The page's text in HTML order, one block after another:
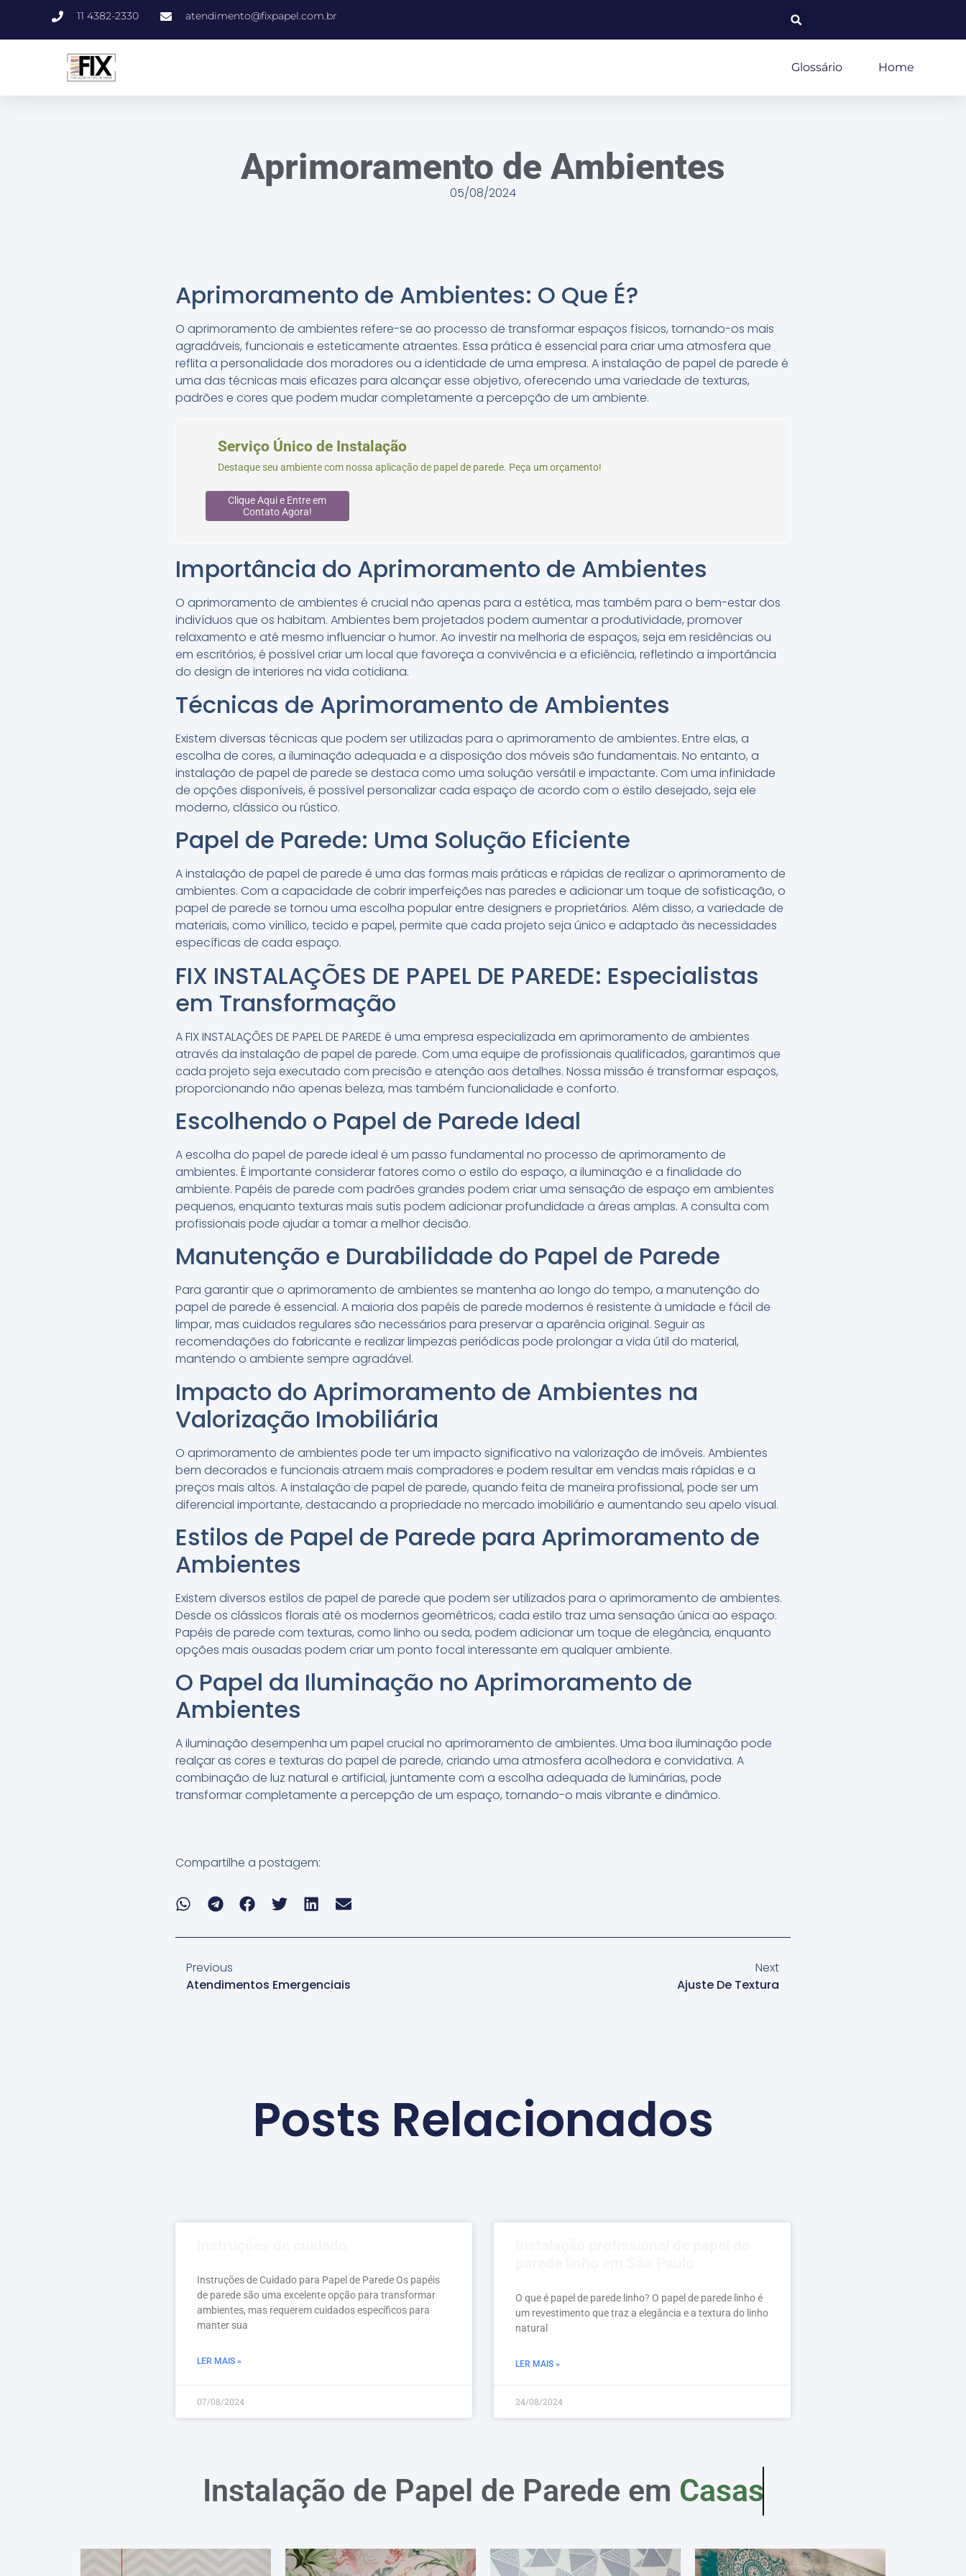
11 4382-2330 atendimento@fixpapel.com.br
Glossário Home
Aprimoramento de Ambientes
05/08/2024
Aprimoramento de Ambientes: O Que É?
O aprimoramento de ambientes refere-se ao processo de transformar espaços físicos, tornando-os mais
agradáveis, funcionais e esteticamente atraentes. Essa prática é essencial para criar uma atmosfera que
reflita a personalidade dos moradores ou a identidade de uma empresa. A instalação de papel de parede é
uma das técnicas mais eficazes para alcançar esse objetivo, oferecendo uma variedade de texturas,
padrões e cores que podem mudar completamente a percepção de um ambiente.
Serviço Único de Instalação
Destaque seu ambiente com nossa aplicação de papel de parede. Peça um orçamento!
Clique Aqui e Entre em
Contato Agora!
Importância do Aprimoramento de Ambientes
O aprimoramento de ambientes é crucial não apenas para a estética, mas também para o bem-estar dos
indivíduos que os habitam. Ambientes bem projetados podem aumentar a produtividade, promover
relaxamento e até mesmo influenciar o humor. Ao investir na melhoria de espaços, seja em residências ou
em escritórios, é possível criar um local que favoreça a convivência e a eficiência, refletindo a importância
do design de interiores na vida cotidiana.
Técnicas de Aprimoramento de Ambientes
Existem diversas técnicas que podem ser utilizadas para o aprimoramento de ambientes. Entre elas, a
escolha de cores, a iluminação adequada e a disposição dos móveis são fundamentais. No entanto, a
instalação de papel de parede se destaca como uma solução versátil e impactante. Com uma infinidade
de opções disponíveis, é possível personalizar cada espaço de acordo com o estilo desejado, seja ele
moderno, clássico ou rústico.
Papel de Parede: Uma Solução Eficiente
A instalação de papel de parede é uma das formas mais práticas e rápidas de realizar o aprimoramento de
ambientes. Com a capacidade de cobrir imperfeições nas paredes e adicionar um toque de sofisticação, o
papel de parede se tornou uma escolha popular entre designers e proprietários. Além disso, a variedade de
materiais, como vinílico, tecido e papel, permite que cada projeto seja único e adaptado às necessidades
específicas de cada espaço.
FIX INSTALAÇÕES DE PAPEL DE PAREDE: Especialistas
em Transformação
A FIX INSTALAÇÕES DE PAPEL DE PAREDE é uma empresa especializada em aprimoramento de ambientes
através da instalação de papel de parede. Com uma equipe de profissionais qualificados, garantimos que
cada projeto seja executado com precisão e atenção aos detalhes. Nossa missão é transformar espaços,
proporcionando não apenas beleza, mas também funcionalidade e conforto.
Escolhendo o Papel de Parede Ideal
A escolha do papel de parede ideal é um passo fundamental no processo de aprimoramento de
ambientes. É importante considerar fatores como o estilo do espaço, a iluminação e a finalidade do
ambiente. Papéis de parede com padrões grandes podem criar uma sensação de espaço em ambientes
pequenos, enquanto texturas mais sutis podem adicionar profundidade a áreas amplas. A consulta com
profissionais pode ajudar a tomar a melhor decisão.
Manutenção e Durabilidade do Papel de Parede
Para garantir que o aprimoramento de ambientes se mantenha ao longo do tempo, a manutenção do
papel de parede é essencial. A maioria dos papéis de parede modernos é resistente à umidade e fácil de
limpar, mas cuidados regulares são necessários para preservar a aparência original. Seguir as
recomendações do fabricante e realizar limpezas periódicas pode prolongar a vida útil do material,
mantendo o ambiente sempre agradável.
Impacto do Aprimoramento de Ambientes na
Valorização Imobiliária
O aprimoramento de ambientes pode ter um impacto significativo na valorização de imóveis. Ambientes
bem decorados e funcionais atraem mais compradores e podem resultar em vendas mais rápidas e a
preços mais altos. A instalação de papel de parede, quando feita de maneira profissional, pode ser um
diferencial importante, destacando a propriedade no mercado imobiliário e aumentando seu apelo visual.
Estilos de Papel de Parede para Aprimoramento de
Ambientes
Existem diversos estilos de papel de parede que podem ser utilizados para o aprimoramento de ambientes.
Desde os clássicos florais até os modernos geométricos, cada estilo traz uma sensação única ao espaço.
Papéis de parede com texturas, como linho ou seda, podem adicionar um toque de elegância, enquanto
opções mais ousadas podem criar um ponto focal interessante em qualquer ambiente.
O Papel da Iluminação no Aprimoramento de
Ambientes
A iluminação desempenha um papel crucial no aprimoramento de ambientes. Uma boa iluminação pode
realçar as cores e texturas do papel de parede, criando uma atmosfera acolhedora e convidativa. A
combinação de luz natural e artificial, juntamente com a escolha adequada de luminárias, pode
transformar completamente a percepção de um espaço, tornando-o mais vibrante e dinâmico.
Compartilhe a postagem:
Previous
Atendimentos Emergenciais
Next
Ajuste De Textura
Posts Relacionados
Instruções de Cuidado para Papel de Parede Os papéis
de parede são uma excelente opção para transformar
ambientes, mas requerem cuidados específicos para
manter sua
LER MAIS »
07/08/2024
O que é papel de parede linho? O papel de parede linho é
um revestimento que traz a elegância e a textura do linho
natural
LER MAIS »
24/08/2024
Instalação de Papel de Parede em Casas